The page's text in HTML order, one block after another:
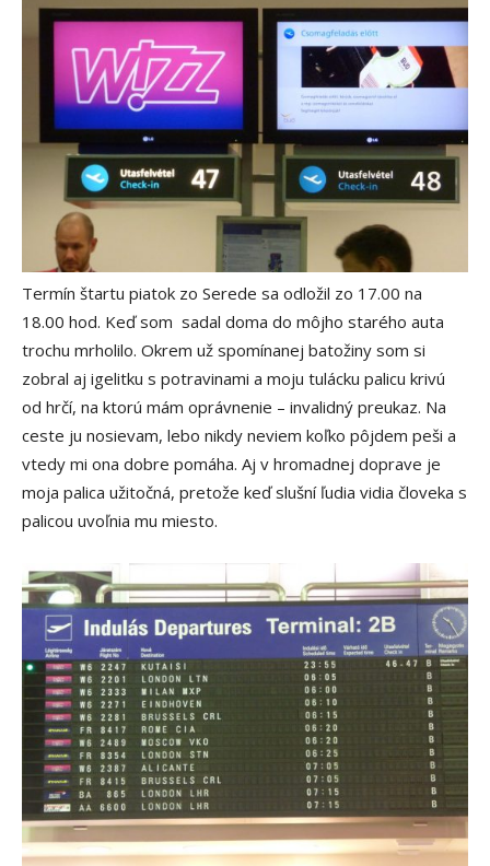
Termín štartu piatok zo Serede sa odložil zo 17.00 na
18.00 hod. Keď som sadal doma do môjho starého auta
trochu mrholilo. Okrem už spomínanej batožiny som si
zobral aj igelitku s potravinami a moju tulácku palicu krivú
od hrčí, na ktorú mám oprávnenie – invalidný preukaz. Na
ceste ju nosievam, lebo nikdy neviem koľko pôjdem peši a
vtedy mi ona dobre pomáha. Aj v hromadnej doprave je
moja palica užitočná, pretože keď slušní ľudia vidia človeka s
palicou uvoľnia mu miesto.